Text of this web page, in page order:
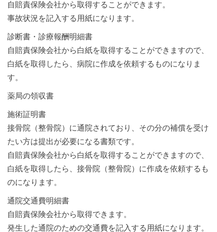
自賠責保険会社から取得することができます。
事故状況を記入する用紙になります。
診断書・診療報酬明細書
自賠責保険会社から白紙を取得することができますので、
白紙を取得したら、病院に作成を依頼するものになりま
す。
薬局の領収書
施術証明書
接骨院（整骨院）に通院されており、その分の補償を受け
たい方は提出が必要になる書類です。
自賠責保険会社から白紙を取得することができますので、
白紙を取得したら、接骨院（整骨院）に作成を依頼するも
のになります。
通院交通費明細書
自賠責保険会社から取得できます。
発生した通院のための交通費を記入する用紙になります。